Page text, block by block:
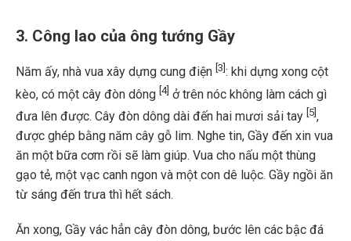
3. Công lao của ông tướng Gầy
Năm ấy, nhà vua xây dựng cung điện [3] : khi dựng xong cột
kèo, có một cây đòn dông [4] ở trên nóc không làm cách gì
đưa lên được. Cây đòn dông dài đến hai mươi sải tay [5] ,
được ghép bằng năm cây gỗ lim. Nghe tin, Gầy đến xin vua
ăn một bữa cơm rồi sẽ làm giúp. Vua cho nấu một thùng
gạo tẻ, một vạc canh ngon và một con dê luộc. Gầy ngồi ăn
từ sáng đến trưa thì hết sách.
Ăn xong, Gầy vác hẳn cây đòn dông, bước lên các bậc đá